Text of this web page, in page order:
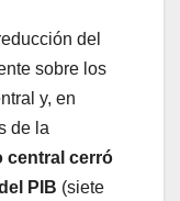
del
sobre los
y, en
de la
central cerró
PIB (siete